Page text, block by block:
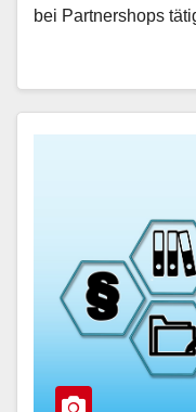
bei Partnershops